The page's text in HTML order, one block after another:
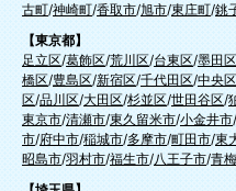
古町/神崎町/香取市/旭市/東庄町/銚
【東京都】
足立区/葛飾区/荒川区/台東区/墨田区
橋区/豊島区/新宿区/千代田区/中央区
区/品川区/大田区/杉並区/世田谷区/
東京市/清瀬市/東久留米市/小金井市/
市/府中市/稲城市/多摩市/町田市/東
昭島市/羽村市/福生市/八王子市/青